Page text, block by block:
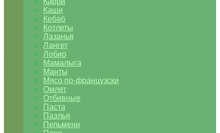
Каши
Кебаб
Котлеты
Лазанья
Лангет
Лобио
Мамалыга
Манты
Мясо по-французски
Омлет
Отбивные
Паста
Паэлья
Пельмени